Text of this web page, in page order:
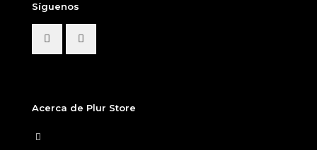
Síguenos
Acerca de Plur Store